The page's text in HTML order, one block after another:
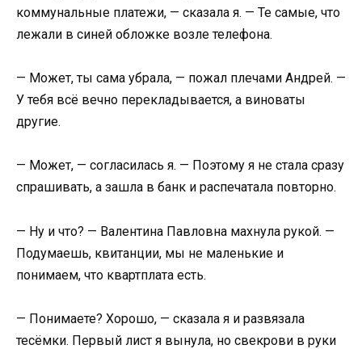
коммунальные платежи, — сказала я. — Те самые, что
лежали в синей обложке возле телефона.
— Может, ты сама убрала, — пожал плечами Андрей. —
У тебя всё вечно перекладывается, а виноваты
другие.
— Может, — согласилась я. — Поэтому я не стала сразу
спрашивать, а зашла в банк и распечатала повторно.
— Ну и что? — Валентина Павловна махнула рукой. —
Подумаешь, квитанции, мы не маленькие и
понимаем, что квартплата есть.
— Понимаете? Хорошо, — сказала я и развязала
тесёмки. Первый лист я вынула, но свекрови в руки